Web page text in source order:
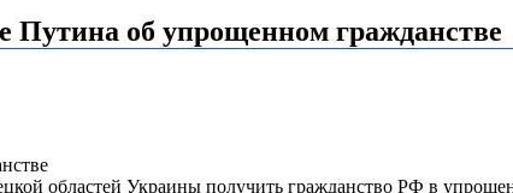
об упрощенном гражданстве
областей Украины получить гражданство РФ в